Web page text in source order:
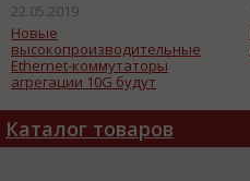
22.05.2019
Новые
высокопроизводительные
Ethernet-коммутаторы
агрегации 10G будут
Каталог товаров